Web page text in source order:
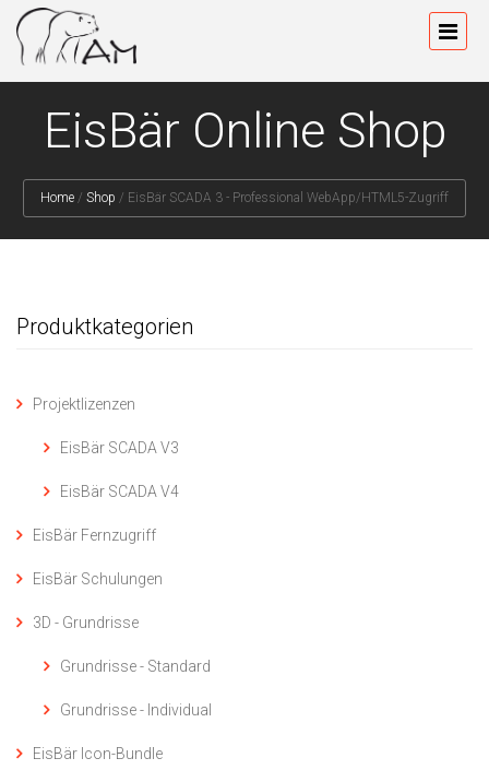
EisBär Online Shop
Home / Shop / EisBär SCADA 3 - Professional WebApp/HTML5-Zugriff
Produktkategorien
Projektlizenzen
EisBär SCADA V3
EisBär SCADA V4
EisBär Fernzugriff
EisBär Schulungen
3D - Grundrisse
Grundrisse - Standard
Grundrisse - Individual
EisBär Icon-Bundle